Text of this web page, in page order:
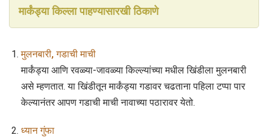
मार्कंड्या किल्ला पाहण्यासारखी ठिकाणे
मुलनबारी, गडाची माची
मार्कंड्या आणि रवळ्या-जावळ्या किल्ल्यांच्या मधील खिंडीला मुलनबारी
असे म्हणतात. या खिंडीतून मार्कंड्या गडावर चढताना पहिला टप्पा पार
केल्यानंतर आपण गडाची माची नावाच्या पठारावर येतो.
ध्यान गुंफा